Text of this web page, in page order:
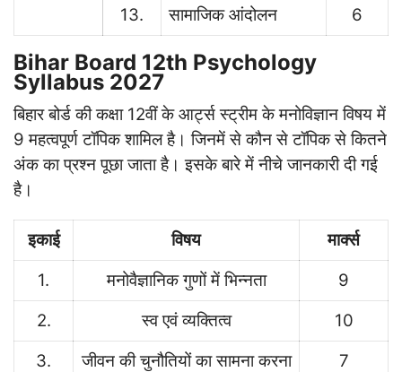
13.
सामाजिक आंदोलन 6
Bihar Board 12th Psychology
Syllabus 2027
बिहार बोर्ड की कक्षा 12वीं के आर्ट्स स्ट्रीम के मनोविज्ञान विषय में
9 महत्वपूर्ण टॉपिक शामिल है। जिनमें से कौन से टॉपिक से कितने
अंक का प्रश्न पूछा जाता है। इसके बारे में नीचे जानकारी दी गई
है।
इकाई विषय
मार्क्स
1.
मनोवैज्ञानिक गुणों में भिन्नता
9
2.
स्व एवं व्यक्तित्व
10
3.
जीवन की चुनौतियों का सामना करना 7